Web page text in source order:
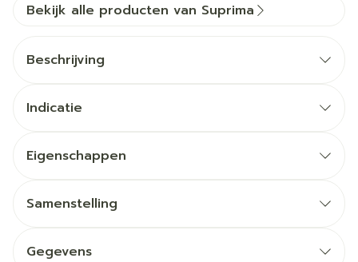
Bekijk alle producten van Suprima
Beschrijving
Indicatie
Eigenschappen
Samenstelling
Gegevens